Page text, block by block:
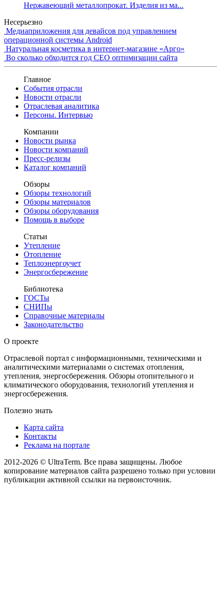
Нержавеющий металлопрокат. Изделия из ма...
Несерьезно
Медиаприложения для девайсов под управлением
операционной системы Android
Натуральная косметика в интернет-магазине «Арго»
Во сколько обходится год СЕО оптимизации сайта
Главное
События отрасли
Новости отрасли
Отраслевая аналитика
Персоны. Интервью
Компании
Новости рынка
Новости компаний
Пресс-релизы
Каталог компаний
Обзоры
Обзоры технологий
Обзоры материалов
Обзоры оборудования
Помощь в выборе
Статьи
Утепление
Отопление
Теплоэнергоучет
Энергосбережение
Библиотека
ГОСТы
СНИПы
Справочные материалы
Законодательство
О проекте
Отраслевой портал с информационными, техническими и
аналитическими материалами о системах отопления,
утепления, энергосбережения. Обзоры отопительного и
климатического оборудования, технологий утепления и
энергосбережения.
Полезно знать
Карта сайта
Контакты
Реклама на портале
2012-2026 © UltraTerm. Все права защищены. Любое
копирование материалов сайта разрешено только при условии
публикации активной ссылки на первоисточник.